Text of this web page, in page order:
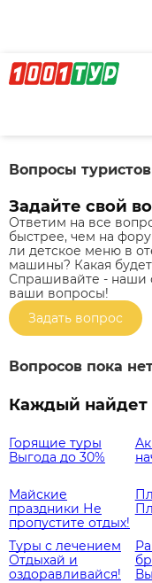
Вопросы
Задайте свой
Ответим на все
быстрее, чем на
ли детское меню в
машины? Какая
Спрашивайте - наши
ваши вопросы!
Задать вопрос
Вопросов пока
Каждый найдет
Горящие туры
Выгода до 30%
Майские
праздники Не
пропустите отдых!
Туры с лечением
Отдыхай и
оздоравливайся!